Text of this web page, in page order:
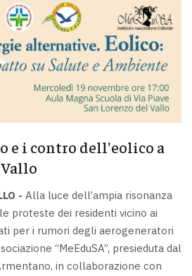
e i contro dell'eolico a
- Alla luce dell’ampia risonanza
proteste dei residenti vicino ai
per i rumori degli aerogeneratori
“MeEduSA”, presieduta dal
in collaborazione con